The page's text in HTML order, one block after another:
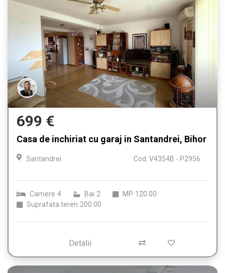
699 €
Casa de inchiriat cu garaj in Santandrei, Bihor
Santandrei Cod: V4354B - P2956
Camere 4 Bai 2 MP 120.00
Suprafata teren 200.00
Detalii